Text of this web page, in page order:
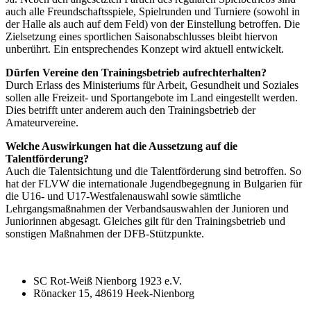
auch alle Freundschaftsspiele, Spielrunden und Turniere (sowohl in
der Halle als auch auf dem Feld) von der Einstellung betroffen. Die
Zielsetzung eines sportlichen Saisonabschlusses bleibt hiervon
unberührt. Ein entsprechendes Konzept wird aktuell entwickelt.
Dürfen Vereine den Trainingsbetrieb aufrechterhalten?
Durch Erlass des Ministeriums für Arbeit, Gesundheit und Soziales
sollen alle Freizeit- und Sportangebote im Land eingestellt werden.
Dies betrifft unter anderem auch den Trainingsbetrieb der
Amateurvereine.
Welche Auswirkungen hat die Aussetzung auf die
Talentförderung?
Auch die Talentsichtung und die Talentförderung sind betroffen. So
hat der FLVW die internationale Jugendbegegnung in Bulgarien für
die U16- und U17-Westfalenauswahl sowie sämtliche
Lehrgangsmaßnahmen der Verbandsauswahlen der Junioren und
Juniorinnen abgesagt. Gleiches gilt für den Trainingsbetrieb und
sonstigen Maßnahmen der DFB-Stützpunkte.
SC Rot-Weiß Nienborg 1923 e.V.
Rönacker 15, 48619 Heek-Nienborg